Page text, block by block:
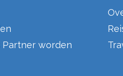
Partner worden